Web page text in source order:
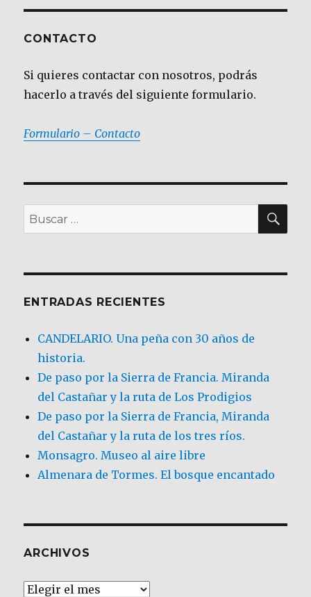
CONTACTO
Si quieres contactar con nosotros, podrás
hacerlo a través del siguiente formulario.
Formulario – Contacto
Buscar
por:
ENTRADAS RECIENTES
CANDELARIO. Una peña con 30 años de
historia.
De paso por la Sierra de Francia. Miranda
del Castañar y la ruta de Los Prodigios
De paso por la Sierra de Francia, Miranda
del Castañar y la ruta de los tres ríos.
Monsagro. Museo al aire libre
Almenara de Tormes. El bosque encantado
ARCHIVOS
Archivos